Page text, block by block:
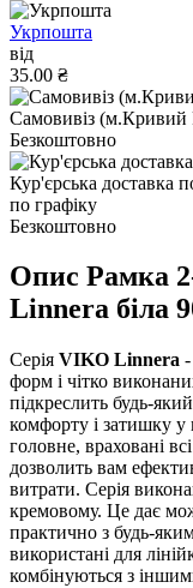
Укрпошта
від
35.00 ₴
Самовивіз (м.Кривий
Безкоштовно
Кур'єрська доставка
по графіку
Безкоштовно
Опис Рамка
Linnera бiла
Серія VIKO Linnera
форм і чітко
підкреслить будь-
комфорту і затишку
головне, враховані
дозволить вам
витрати. Серія
кремовому. Це дає
практично з будь-
використані для
комбінуються з